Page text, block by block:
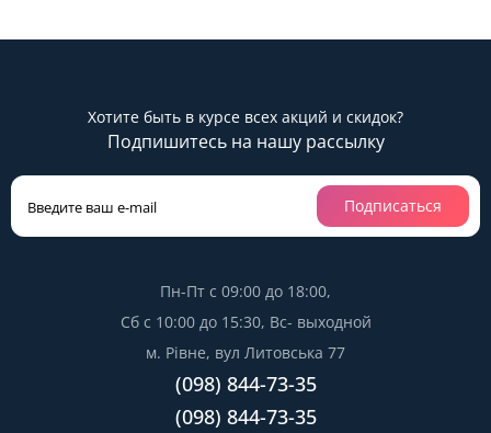
Хотите быть в курсе всех акций и скидок?
Подпишитесь на нашу рассылку
Подписаться
Пн-Пт с 09:00 до 18:00,
Сб с 10:00 до 15:30, Вс- выходной
м. Рівне, вул Литовська 77
(098) 844-73-35
(098) 844-73-35